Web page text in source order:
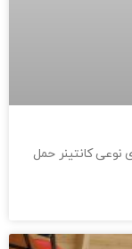
نوعی کانتینر حمل